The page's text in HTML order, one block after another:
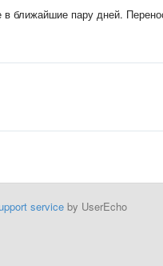
ближайшие пару дней.
serviceby UserEcho